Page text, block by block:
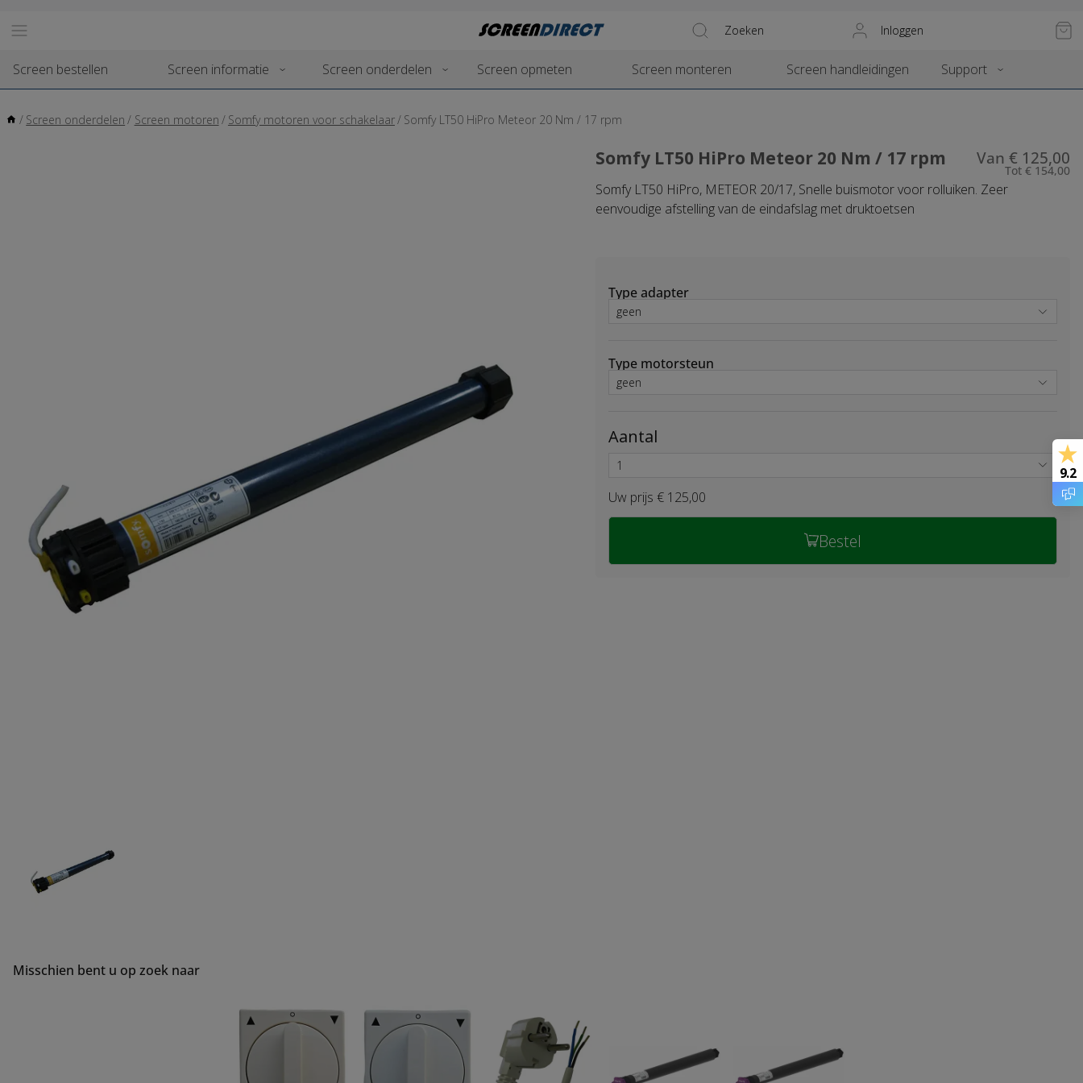
Zoeken Inloggen
Screen bestellen Screen informatie Screen onderdelen Screen opmeten Screen monteren Screen handleidingen Support
/ Screen onderdelen / Screen motoren / Somfy motoren voor schakelaar/ Somfy LT50 HiPro Meteor 20 Nm / 17 rpm
Somfy LT50 HiPro Meteor 20 Nm / 17 rpm
Somfy LT50 HiPro, METEOR 20/17, Snelle buismotor voor rolluiken. Zeer
eenvoudige afstelling van de eindafslag met druktoetsen
Van € 125,00
Tot € 154,00
Type adapter
Type motorsteun
Aantal
Uw prijs € 125,00
Bestel
Misschien bent u op zoek naar
9.2